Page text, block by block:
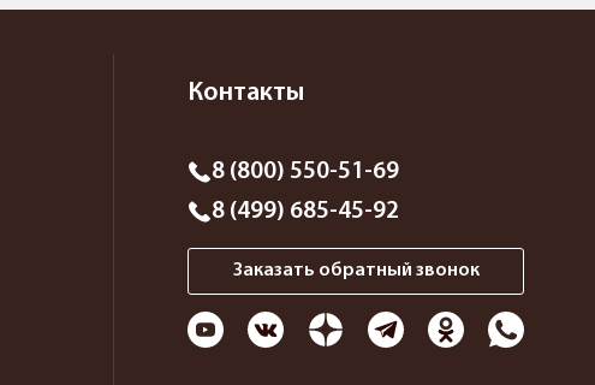
Контакты
8 (800) 550-51-69
8 (499) 685-45-92
Заказать обратный звонок